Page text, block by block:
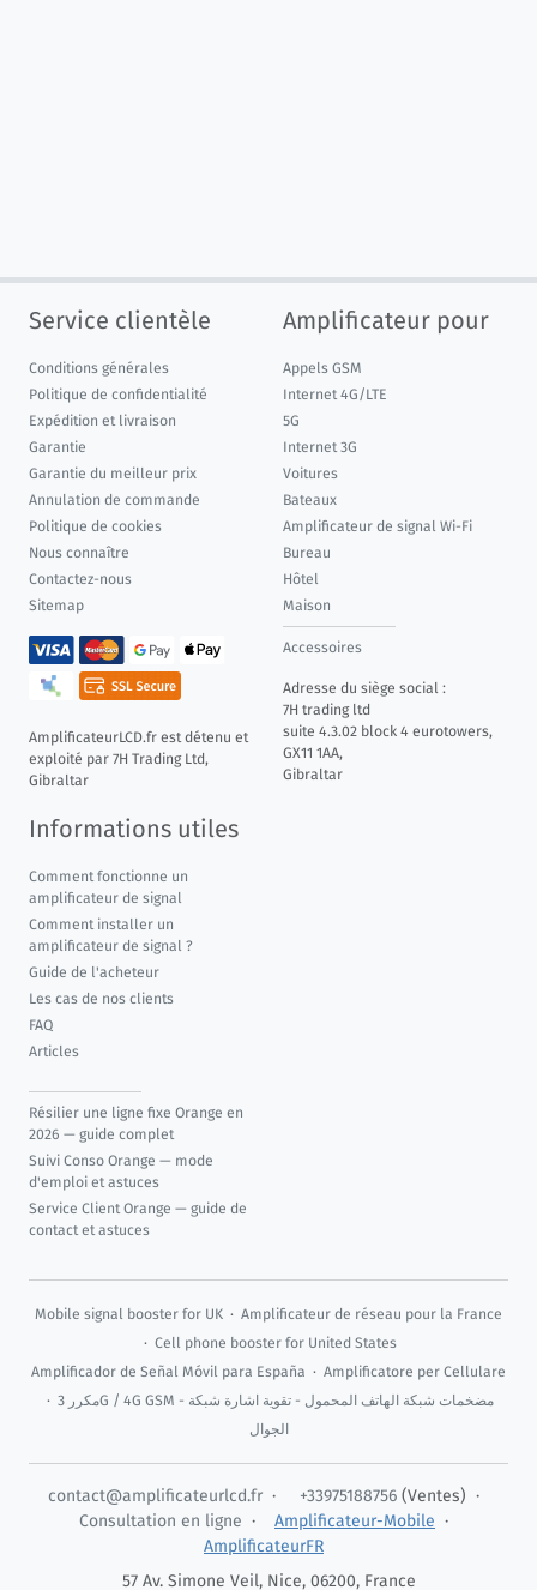
Service clientèle
Conditions générales
Politique de confidentialité
Expédition et livraison
Garantie
Garantie du meilleur prix
Annulation de commande
Politique de cookies
Nous connaître
Contactez-nous
Sitemap
AmplificateurLCD.fr est détenu et
exploité par 7H Trading Ltd,
Gibraltar
Amplificateur pour
Appels GSM
Internet 4G/LTE
5G
Internet 3G
Voitures
Bateaux
Amplificateur de signal Wi-Fi
Bureau
Hôtel
Maison
Accessoires
Adresse du siège social :
7H trading ltd
suite 4.3.02 block 4 eurotowers,
GX11 1AA,
Gibraltar
Informations utiles
Comment fonctionne un
amplificateur de signal
Comment installer un
amplificateur de signal ?
Guide de l'acheteur
Les cas de nos clients
FAQ
Articles
Résilier une ligne fixe Orange en
2026 — guide complet
Suivi Conso Orange — mode
d'emploi et astuces
Service Client Orange — guide de
contact et astuces
Mobile signal booster for UK · Amplificateur de réseau pour la France
· Cell phone booster for United States
Amplificador de Señal Móvil para España · Amplificatore per Cellulare
· مكرر 3G / 4G GSM - مضخمات شبكة الهاتف المحمول - تقوية اشارة شبكة
الجوال
contact@amplificateurlcd.fr · +33975188756 (Ventes) ·
Consultation en ligne · Amplificateur-Mobile ·
AmplificateurFR
57 Av. Simone Veil, Nice, 06200, France